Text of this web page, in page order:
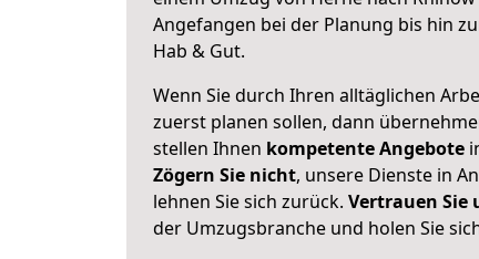
Angefangen bei der Planung bis hin
Hab & Gut.
Wenn Sie durch Ihren alltäglichen
zuerst planen sollen, dann
stellen Ihnen kompetente Angebote
Zögern Sie nicht, unsere Dienste in
lehnen Sie sich zurück. Vertrauen Sie
der Umzugsbranche und holen Sie